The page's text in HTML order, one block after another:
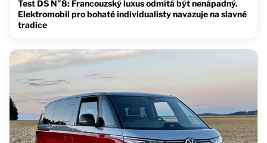
Test DS N°8: Francouzský luxus odmítá být nenápadný.
Elektromobil pro bohaté individualisty navazuje na slavné
tradice